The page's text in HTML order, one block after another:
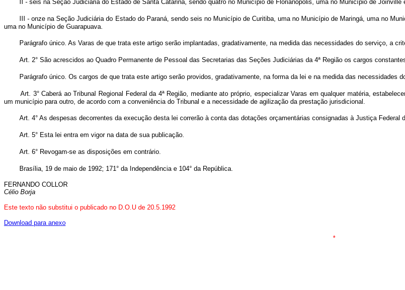
II - seis na Seção Judiciária do Estado de Santa Catarina, sendo quatro no Município de Florianópolis, uma no Município de
III - onze na Seção Judiciária do Estado do Paraná, sendo seis no Município de Curitiba, uma no Município de Maringá, uma no
uma no Município de Guarapuava.
Parágrafo único. As Varas de que trata este artigo serão implantadas, gradativamente, na medida das necessidades do serviço, a
Art. 2° São acrescidos ao Quadro Permanente de Pessoal das Secretarias das Seções Judiciárias da 4ª Região os cargos
Parágrafo único. Os cargos de que trata este artigo serão providos, gradativamente, na forma da lei e na medida das necessidades
Art. 3° Caberá ao Tribunal Regional Federal da 4ª Região, mediante ato próprio, especializar Varas em qualquer matéria,
um município para outro, de acordo com a conveniência do Tribunal e a necessidade de agilização da prestação jurisdicional.
Art. 4° As despesas decorrentes da execução desta lei correrão à conta das dotações orçamentárias consignadas à Justiça
Art. 5° Esta lei entra em vigor na data de sua publicação.
Art. 6° Revogam-se as disposições em contrário.
Brasília, 19 de maio de 1992; 171° da Independência e 104° da República.
FERNANDO COLLOR
Célio Borja
Este texto não substitui o publicado no D.O.U de 20.5.1992
Download para anexo
*